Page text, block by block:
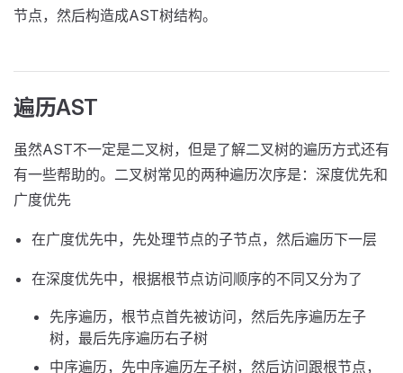
节点，然后构造成AST树结构。
遍历AST
虽然AST不一定是二叉树，但是了解二叉树的遍历方式还有
有一些帮助的。二叉树常见的两种遍历次序是：深度优先和
广度优先
在广度优先中，先处理节点的子节点，然后遍历下一层
在深度优先中，根据根节点访问顺序的不同又分为了
先序遍历，根节点首先被访问，然后先序遍历左子
树，最后先序遍历右子树
中序遍历，先中序遍历左子树，然后访问跟根节点，